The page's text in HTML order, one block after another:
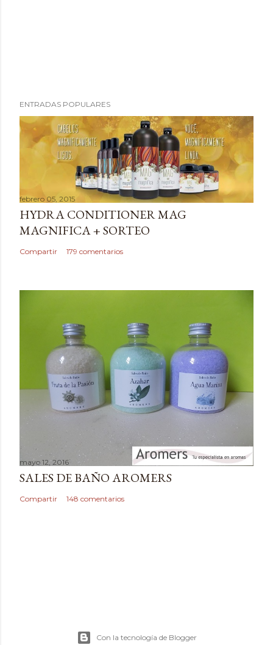
u
b
a
r
u
n
c
o
ENTRADAS POPULARES
febrero 05, 2015
HYDRA CONDITIONER MAG
MAGNIFICA + SORTEO
Compartir 179 comentarios
mayo 12, 2016
SALES DE BAÑO AROMERS
Compartir 148 comentarios
Con la tecnología de Blogger